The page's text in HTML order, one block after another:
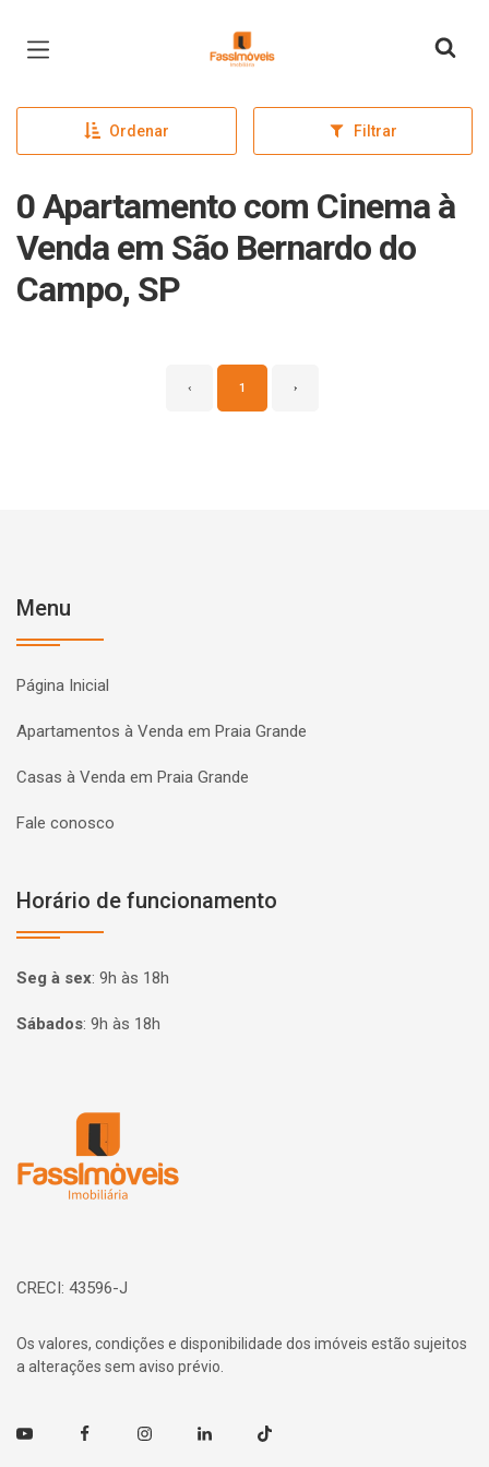
Página inicial
Ordenar Filtrar
0 Apartamento com Cinema à
Venda em São Bernardo do
Campo, SP
‹ 1 ›
Menu
Página Inicial
Apartamentos à Venda em Praia Grande
Casas à Venda em Praia Grande
Fale conosco
Horário de funcionamento
Seg à sex: 9h às 18h
Sábados: 9h às 18h
CRECI: 43596-J
Os valores, condições e disponibilidade dos imóveis estão sujeitos
a alterações sem aviso prévio.
Youtube FacebookInstagramLinkedin TikTok